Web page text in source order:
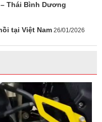
Thái Bình Dương
tại Việt Nam 26/01/2026